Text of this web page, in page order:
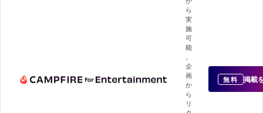
ら
実
施
可
能
。
企
画
か
ら
リ
無料 掲載